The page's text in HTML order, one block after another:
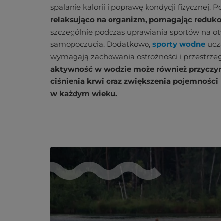
spalanie kalorii i poprawę kondycji fizycznej.
relaksująco na organizm, pomagając
szczególnie podczas uprawiania sportów na
samopoczucia. Dodatkowo, sporty wodne
wymagają zachowania ostrożności i
aktywność w wodzie może również
ciśnienia krwi oraz zwiększenia
w każdym wieku.